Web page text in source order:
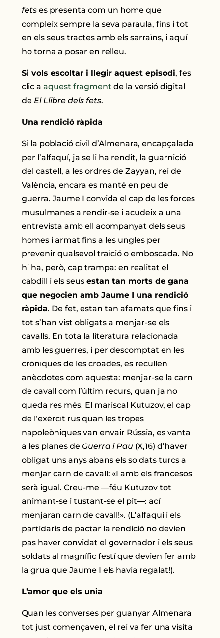
fets es presenta com un home que
compleix sempre la seva paraula, fins i tot
en els seus tractes amb els sarraïns, i aquí
ho torna a posar en relleu.
Si vols escoltar i llegir aquest episodi, fes
clic aaquest fragment de la versió digital
de El Llibre dels fets.
Una rendició ràpida
Si la població civil d’Almenara, encapçalada
per l’alfaquí, ja se li ha rendit, la guarnició
del castell, a les ordres de Zayyan, rei de
València, encara es manté en peu de
guerra. Jaume I convida el cap de les forces
musulmanes a rendir-se i acudeix a una
entrevista amb ell acompanyat dels seus
homes i armat fins a les ungles per
prevenir qualsevol traïció o emboscada. No
hi ha, però, cap trampa: en realitat el
cabdill i els seusestan tan morts de gana
que negocien amb Jaume I una rendició
ràpida. De fet, estan tan afamats que fins i
tot s’han vist obligats a menjar-se els
cavalls. En tota la literatura relacionada
amb les guerres, i per descomptat en les
cròniques de les croades, es recullen
anècdotes com aquesta: menjar-se la carn
de cavall com l’últim recurs, quan ja no
queda res més. El mariscal Kutuzov, el cap
de l’exèrcit rus quan les tropes
napoleòniques van envair Rússia, es vanta
a les planes de Guerra i Pau (X,16) d’haver
obligat uns anys abans els soldats turcs a
menjar carn de cavall: «I amb els francesos
serà igual. Creu-me —féu Kutuzov tot
animant-se i tustant-se el pit―: ací
menjaran carn de cavall!». (L’alfaquí i els
partidaris de pactar la rendició no devien
pas haver convidat el governador i els seus
soldats al magnífic festí que devien fer amb
la grua que Jaume I els havia regalat!).
L’amor que els unia
Quan les converses per guanyar Almenara
tot just començaven, el rei va fer una visita